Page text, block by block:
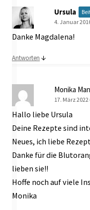
Ursula
4. Januar
Danke Magdalena!
Antworten ↓
Monika
17. März
Hallo liebe Ursula
Deine Rezepte sind
Neues, ich liebe
Danke für die
lieben sie!!
Hoffe noch auf viele
Monika